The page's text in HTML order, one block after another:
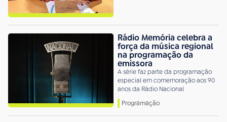
Rádio Memória celebra a
força da música regional
na programação da
emissora
A série faz parte da programação
especial em comemoração aos 90
anos da Rádio Nacional
Programação